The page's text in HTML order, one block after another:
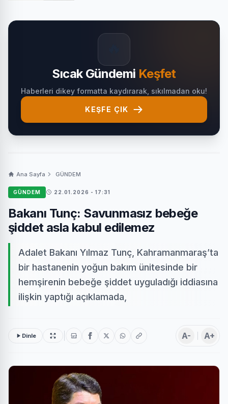
Sıcak Gündemi Keşfet
Haberleri dikey formatta kaydırarak, sıkılmadan oku!
KEŞFE ÇIK
Ana Sayfa GÜNDEM
GÜNDEM 22.01.2026 - 17:31
Bakanı Tunç: Savunmasız bebeğe
şiddet asla kabul edilemez
Adalet Bakanı Yılmaz Tunç, Kahramanmaraş’ta
bir hastanenin yoğun bakım ünitesinde bir
hemşirenin bebeğe şiddet uyguladığı iddiasına
ilişkin yaptığı açıklamada,
Dinle A- A+